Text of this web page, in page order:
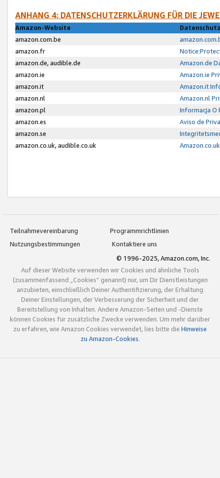
ANHANG 4: DATENSCHUTZERKLÄRUNG FÜR DIE
Amazon-Website
amazon.com.be
amazon.fr
amazon.de, audible.de
Amazon.de
amazon.ie
Amazon.ie
amazon.it
Amazon.it
amazon.nl
Amazon.nl
amazon.pl
Informacja O
amazon.es
Aviso de
amazon.se
amazon.co.uk, audible.co.uk
Teilnahmevereinbarung
Programmrichtlinien
Nutzungsbestimmungen
Kontaktiere uns
© 1996-2025, Amazon.com, Inc.
Auf dieser Website verwenden wir Cookies und ähnliche Tools
(zusammenfassend „Cookies“ genannt) nur, um Dir Dienstleistungen
anzubieten, einschließlich Deiner Authentifizierung, der Erhaltung
Deiner Einstellungen, der Verbesserung der Sicherheit und der
Bereitstellung von Inhalten. Andere Amazon-Seiten und -Dienste
können Cookies für zusätzliche Zwecke verwenden. Um mehr darüber
zu erfahren, wie Amazon Cookies verwendet, lies bitte die Hinweise
zu Amazon-Cookies.